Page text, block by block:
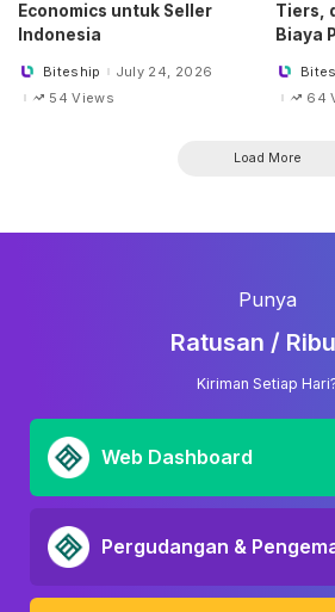
Economics untuk Seller
Indonesia
PostedBiteship
July 24, 2026
54 Views
Tiers,
Biaya
Posted
64
Load More
Punya
Ratusan /
Kiriman Setiap
Web Dashboard
Pergudangan &